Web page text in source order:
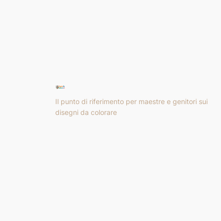
Il punto di riferimento per maestre e genitori sui
disegni da colorare